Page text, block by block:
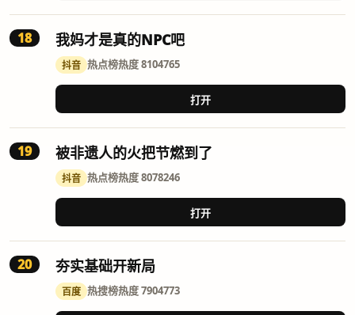
18 我妈才是真的NPC吧
抖音 热点榜热度 8104765
打开
19 被非遗人的火把节燃到了
抖音 热点榜热度 8078246
打开
20 夯实基础开新局
百度 热搜榜热度 7904773